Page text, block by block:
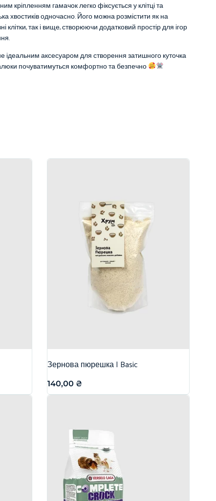
кріпленням гамачок легко фіксується у клітці та
хвостиків одночасно. Його можна розмістити як на
клітки, так і вище, створюючи додатковий простір для ігор
ідеальним аксесуаром для створення затишного куточка
почуватимуться комфортно та безпечно
Зернова пюрешка | Basic
140,00 ₴